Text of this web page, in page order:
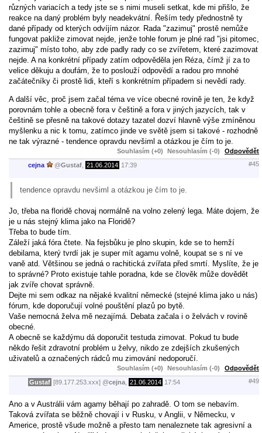
různých variacích a tedy jste se s nimi museli setkat, kde mi přišlo, že
reakce na daný problém byly neadekvátní. Řeším tedy přednostně ty
dané případy od kterých odvíjím názor. Rada "zazimuj" prostě nemůže
fungovat pakliže zimovat nejde, jenže tohle forum je plné rad "jsi pitomec,
zazimuj" místo toho, aby zde padly rady co se zvířetem, které zazimovat
nejde. A na konkrétní případy zatím odpověděla jen Réza, čímž jí za to
velice děkuju a doufám, že to poslouží odpovědí a radou pro mnohé
začátečníky či prostě lidi, kteří s konkrétním případem si nevědí rady.
A další věc, proč jsem začal téma ve více obecné rovině je ten, že když
porovnám tohle a obecně fora v češtině a fora v jiných jazycích, tak v
češtině se přesně na takové dotazy tazatel dozví hlavně výše zmíněnou
myšlenku a nic k tomu, zatímco jinde ve světě jsem si takové - rozhodně
ne tak výrazné - tendence opravdu nevšiml a otázkou je čím to je.
Souhlasím (+0) Nesouhlasím (-0) Odpovědět
cejna @Gustaf 21.06.2014 17:39 #45
tendence opravdu nevšiml a otázkou je čím to je.
Jo, třeba na floridě chovaj normálně na volno zelený lega. Máte dojem, že
je u nás stejný klima jako na Floridě?
Třeba to bude tím.
Záleží jaká fóra čtete. Na fejsbůku je plno skupin, kde se to hemží
debilama, který tvrdí jak je super mít agamu volně, koupat se s ní ve
vaně atd. Většinou se jedná o rachitická zvířata před smrtí. Myslíte, že je
to správné? Proto existuje tahle poradna, kde se člověk může dovědět
jak zvíře chovat správně.
Dejte mi sem odkaz na nějaké kvalitní německé (stejné klima jako u nás)
fórum, kde doporučují volné pouštění plazů po bytě.
Vaše nemocná želva mě nezajímá. Debata začala i o želvách v rovině
obecné.
A obecně se každýmu dá doporučit testuda zimovat. Pokud tu bude
někdo řešit zdravotní problém u želvy, nikdo ze zdejších zkušených
uživatelů a označených rádců mu zimování nedoporučí.
Souhlasím (+0) Nesouhlasím (-0) Odpovědět
Gustaf [89.177.253.xxx] @cejna 21.06.2014 17:54 #49
Ano a v Austrálii vám agamy běhají po zahradě. O tom se nebavím.
Taková zvířata se běžně chovají i v Rusku, v Anglii, v Německu, v
Americe, prostě všude možně a přesto tam nenaleznete tak agresivní a